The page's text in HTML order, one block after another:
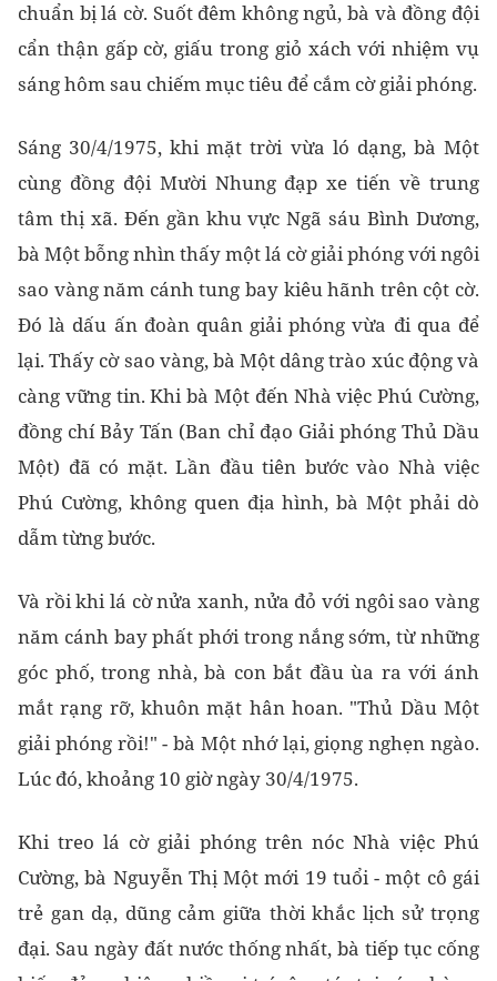
chuẩn bị lá cờ. Suốt đêm không ngủ, bà và đồng đội
cẩn thận gấp cờ, giấu trong giỏ xách với nhiệm vụ
sáng hôm sau chiếm mục tiêu để cắm cờ giải phóng.
Sáng 30/4/1975, khi mặt trời vừa ló dạng, bà Một
cùng đồng đội Mười Nhung đạp xe tiến về trung
tâm thị xã. Đến gần khu vực Ngã sáu Bình Dương,
bà Một bỗng nhìn thấy một lá cờ giải phóng với ngôi
sao vàng năm cánh tung bay kiêu hãnh trên cột cờ.
Đó là dấu ấn đoàn quân giải phóng vừa đi qua để
lại. Thấy cờ sao vàng, bà Một dâng trào xúc động và
càng vững tin. Khi bà Một đến Nhà việc Phú Cường,
đồng chí Bảy Tấn (Ban chỉ đạo Giải phóng Thủ Dầu
Một) đã có mặt. Lần đầu tiên bước vào Nhà việc
Phú Cường, không quen địa hình, bà Một phải dò
dẫm từng bước.
Và rồi khi lá cờ nửa xanh, nửa đỏ với ngôi sao vàng
năm cánh bay phất phới trong nắng sớm, từ những
góc phố, trong nhà, bà con bắt đầu ùa ra với ánh
mắt rạng rỡ, khuôn mặt hân hoan. "Thủ Dầu Một
giải phóng rồi!" - bà Một nhớ lại, giọng nghẹn ngào.
Lúc đó, khoảng 10 giờ ngày 30/4/1975.
Khi treo lá cờ giải phóng trên nóc Nhà việc Phú
Cường, bà Nguyễn Thị Một mới 19 tuổi - một cô gái
trẻ gan dạ, dũng cảm giữa thời khắc lịch sử trọng
đại. Sau ngày đất nước thống nhất, bà tiếp tục cống